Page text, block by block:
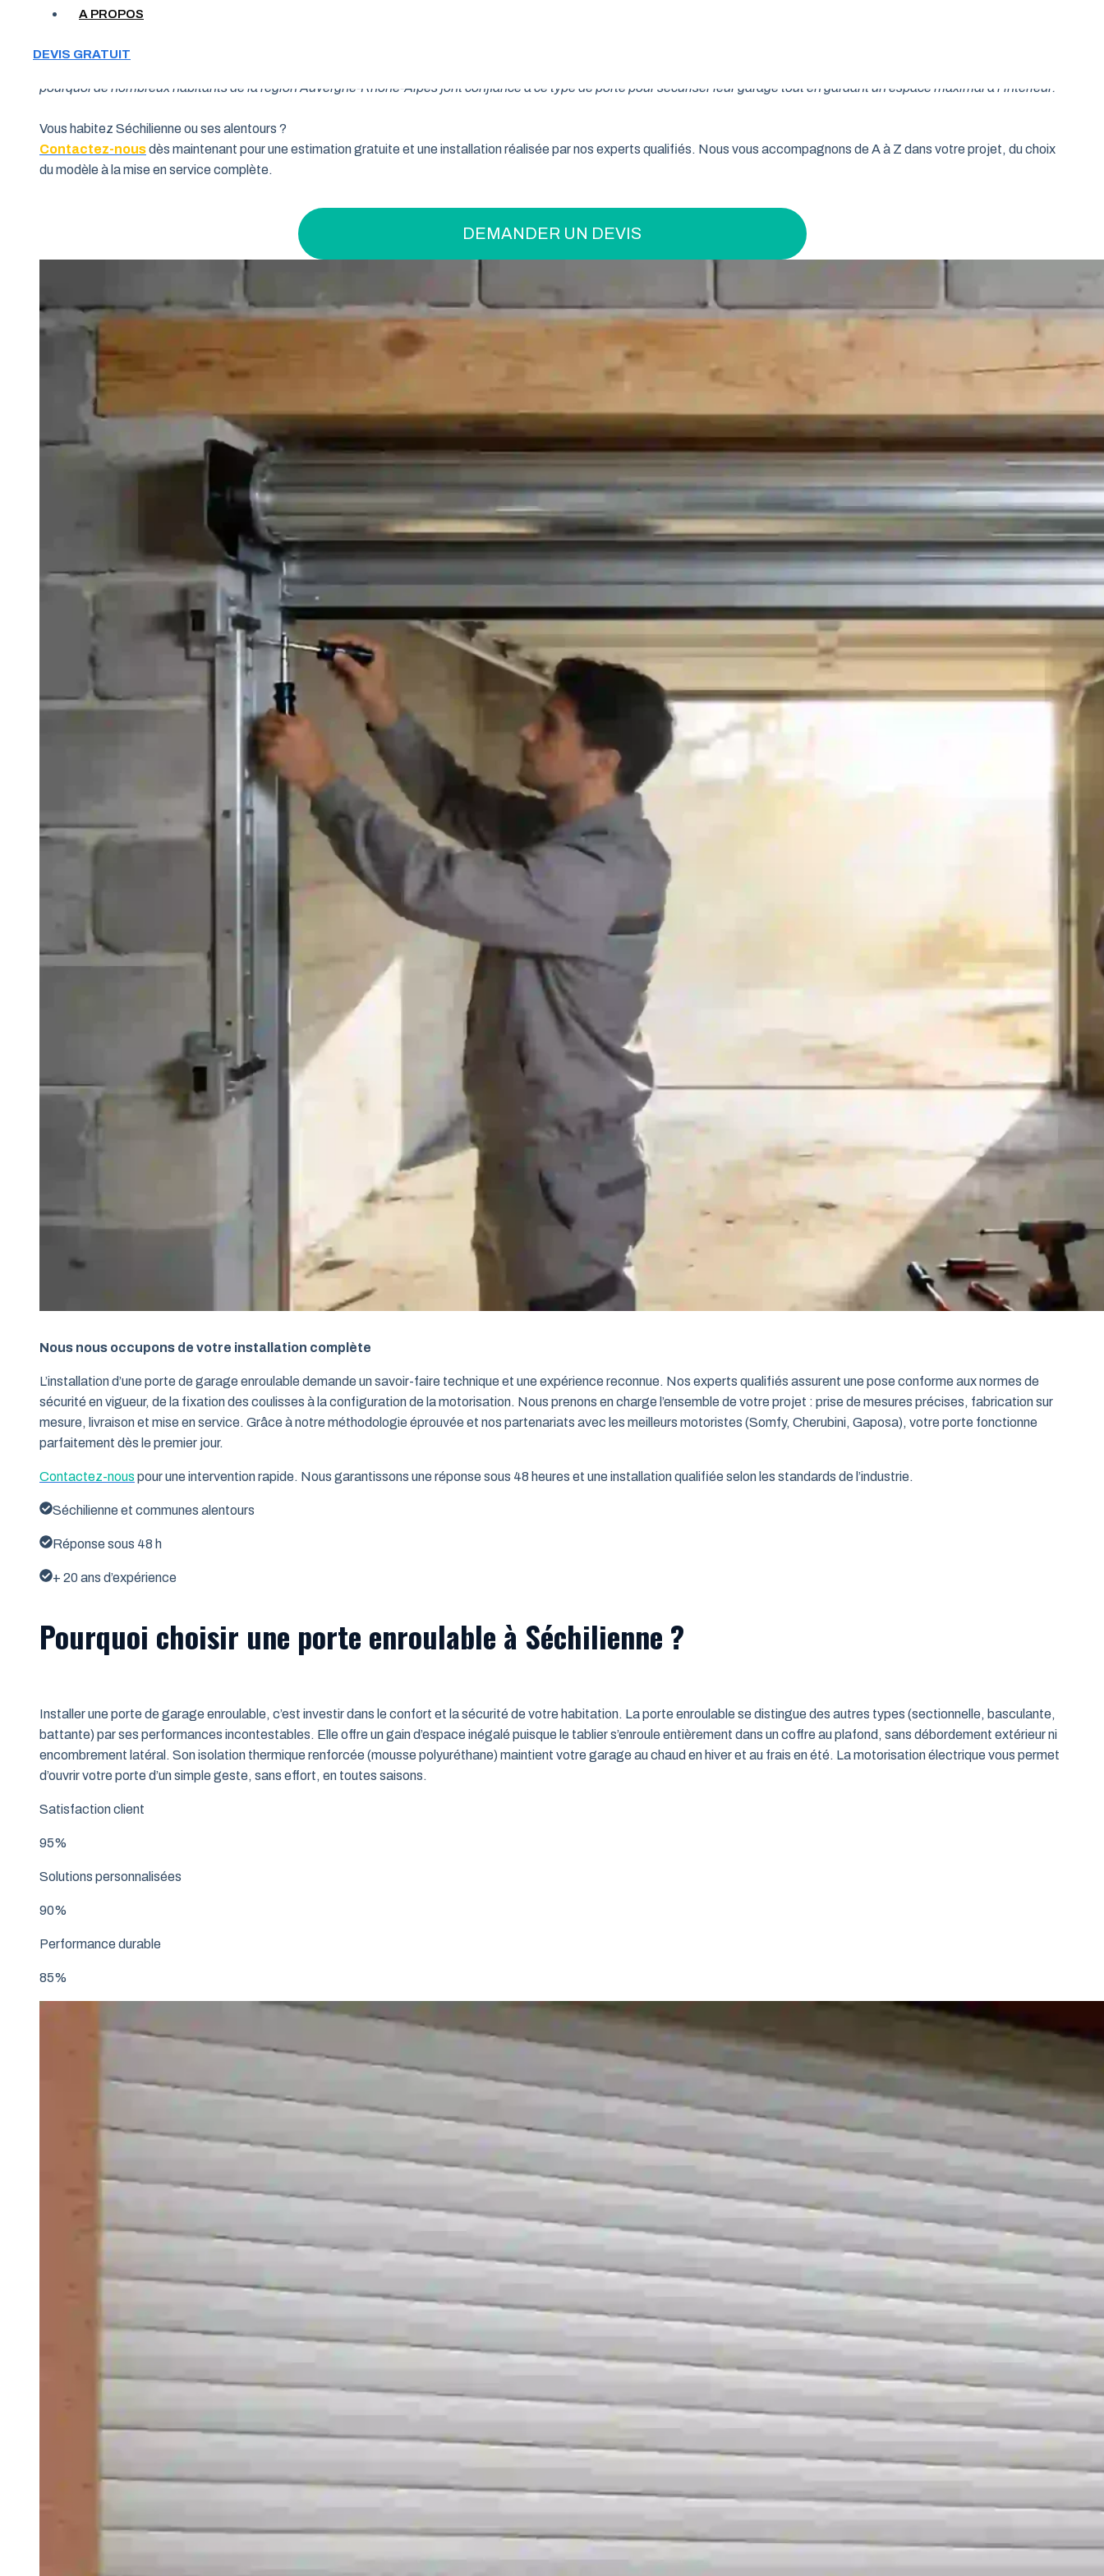
A PROPOS
DEVIS GRATUIT
pourquoi de nombreux habitants de la région Auvergne-Rhône-Alpes font confiance à ce type de porte pour sécuriser leur garage tout en gardant un espace maximal à l’intérieur.
Vous habitez Séchilienne ou ses alentours ?
Contactez-nousdès maintenant pour une estimation gratuite et une installation réalisée par nos experts qualifiés. Nous vous accompagnons de A à Z dans votre projet, du choix
du modèle à la mise en service complète.
DEMANDER UN DEVIS
Nous nous occupons de votre installation complète
L’installation d’une porte de garage enroulable demande un savoir-faire technique et une expérience reconnue. Nos experts qualifiés assurent une pose conforme aux normes de
sécurité en vigueur, de la fixation des coulisses à la configuration de la motorisation. Nous prenons en charge l’ensemble de votre projet : prise de mesures précises, fabrication sur
mesure, livraison et mise en service. Grâce à notre méthodologie éprouvée et nos partenariats avec les meilleurs motoristes (Somfy, Cherubini, Gaposa), votre porte fonctionne
parfaitement dès le premier jour.
Contactez-nous pour une intervention rapide. Nous garantissons une réponse sous 48 heures et une installation qualifiée selon les standards de l’industrie.
Séchilienne et communes alentours
Réponse sous 48 h
+ 20 ans d’expérience
Pourquoi choisir une porte enroulable à Séchilienne ?
Installer une porte de garage enroulable, c’est investir dans le confort et la sécurité de votre habitation. La porte enroulable se distingue des autres types (sectionnelle, basculante,
battante) par ses performances incontestables. Elle offre un gain d’espace inégalé puisque le tablier s’enroule entièrement dans un coffre au plafond, sans débordement extérieur ni
encombrement latéral. Son isolation thermique renforcée (mousse polyuréthane) maintient votre garage au chaud en hiver et au frais en été. La motorisation électrique vous permet
d’ouvrir votre porte d’un simple geste, sans effort, en toutes saisons.
Satisfaction client
95%
Solutions personnalisées
90%
Performance durable
85%